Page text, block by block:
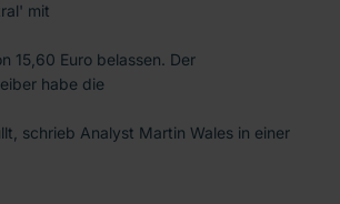
mit
15,60 Euro belassen. Der
habe die
schrieb Analyst Martin Wales in einer